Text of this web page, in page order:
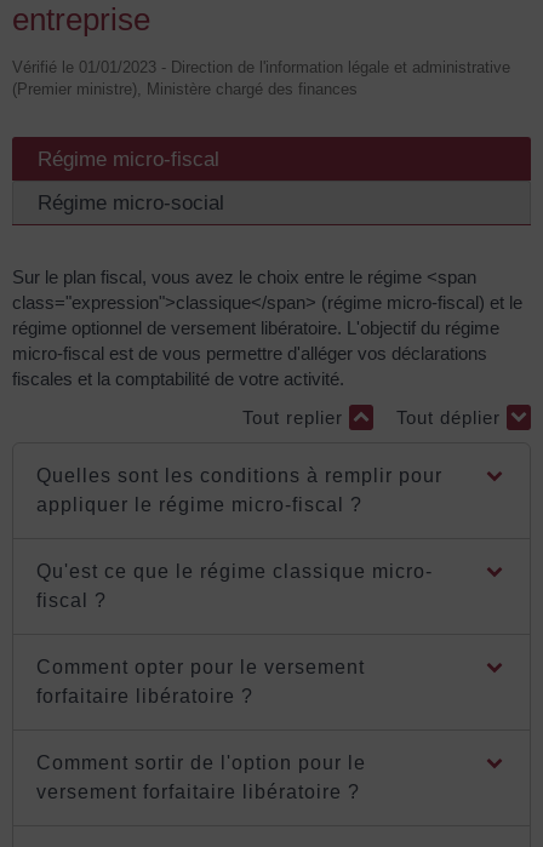
entreprise
Vérifié le 01/01/2023 - Direction de l'information légale et administrative
(Premier ministre), Ministère chargé des finances
Régime micro-fiscal
Régime micro-social
Sur le plan fiscal, vous avez le choix entre le régime <span
class="expression">classique</span> (régime micro-fiscal) et le
régime optionnel de versement libératoire. L'objectif du régime
micro-fiscal est de vous permettre d'alléger vos déclarations
fiscales et la comptabilité de votre activité.
Tout replier
Tout déplier
Quelles sont les conditions à remplir pour
appliquer le régime micro-fiscal ?
Qu'est ce que le régime classique micro-
fiscal ?
Comment opter pour le versement
forfaitaire libératoire ?
Comment sortir de l'option pour le
versement forfaitaire libératoire ?